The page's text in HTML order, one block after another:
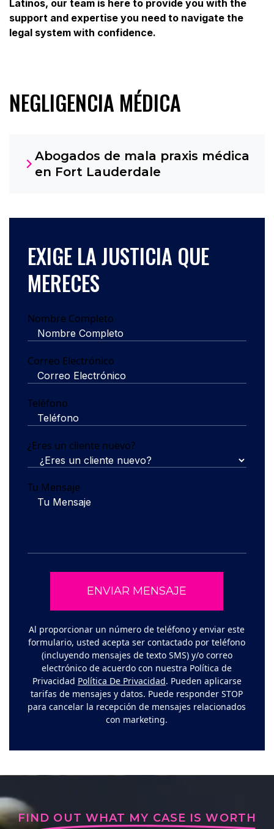
Latinos, our team is here to provide you with the
support and expertise you need to navigate the
legal system with confidence.
NEGLIGENCIA MÉDICA
Abogados de mala praxis médica
en Fort Lauderdale
EXIGE LA JUSTICIA QUE
MERECES
Nombre Completo
Correo Electrónico
Teléfono
¿Eres un cliente nuevo?
Tu Mensaje
Al proporcionar un número de teléfono y enviar este
formulario, usted acepta ser contactado por teléfono
(incluyendo mensajes de texto SMS) y/o correo
electrónico de acuerdo con nuestra Política de
Privacidad Política De Privacidad. Pueden aplicarse
tarifas de mensajes y datos. Puede responder STOP
para cancelar la recepción de mensajes relacionados
con marketing.
FIND OUT WHAT MY CASE IS WORTH